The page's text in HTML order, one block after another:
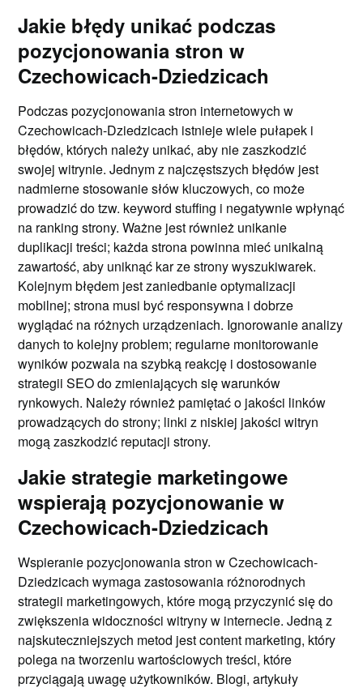
Jakie błędy unikać podczas
pozycjonowania stron w
Czechowicach-Dziedzicach
Podczas pozycjonowania stron internetowych w
Czechowicach-Dziedzicach istnieje wiele pułapek i
błędów, których należy unikać, aby nie zaszkodzić
swojej witrynie. Jednym z najczęstszych błędów jest
nadmierne stosowanie słów kluczowych, co może
prowadzić do tzw. keyword stuffing i negatywnie wpłynąć
na ranking strony. Ważne jest również unikanie
duplikacji treści; każda strona powinna mieć unikalną
zawartość, aby uniknąć kar ze strony wyszukiwarek.
Kolejnym błędem jest zaniedbanie optymalizacji
mobilnej; strona musi być responsywna i dobrze
wyglądać na różnych urządzeniach. Ignorowanie analizy
danych to kolejny problem; regularne monitorowanie
wyników pozwala na szybką reakcję i dostosowanie
strategii SEO do zmieniających się warunków
rynkowych. Należy również pamiętać o jakości linków
prowadzących do strony; linki z niskiej jakości witryn
mogą zaszkodzić reputacji strony.
Jakie strategie marketingowe
wspierają pozycjonowanie w
Czechowicach-Dziedzicach
Wspieranie pozycjonowania stron w Czechowicach-
Dziedzicach wymaga zastosowania różnorodnych
strategii marketingowych, które mogą przyczynić się do
zwiększenia widoczności witryny w internecie. Jedną z
najskuteczniejszych metod jest content marketing, który
polega na tworzeniu wartościowych treści, które
przyciągają uwagę użytkowników. Blogi, artykuły